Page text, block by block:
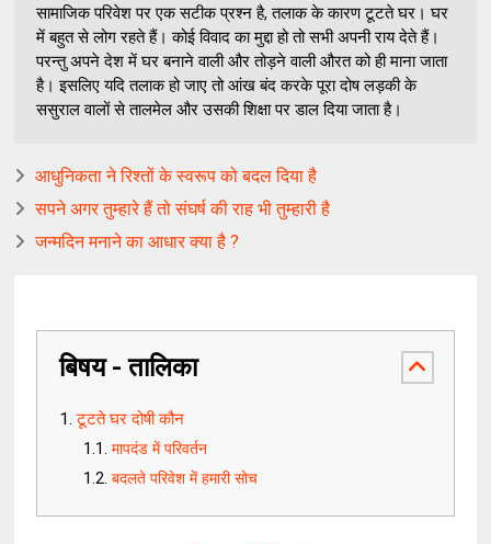
सामाजिक परिवेश पर एक सटीक प्रश्न है, तलाक के कारण टूटते घर। घर
में बहुत से लोग रहते हैं। कोई विवाद का मुद्दा हो तो सभी अपनी राय देते हैं।
परन्तु अपने देश में घर बनाने वाली और तोड़ने वाली औरत को ही माना जाता
है। इसलिए यदि तलाक हो जाए तो आंख बंद करके पूरा दोष लड़की के
ससुराल वालों से तालमेल और उसकी शिक्षा पर डाल दिया जाता है।
आधुनिकता ने रिश्तों के स्वरूप को बदल दिया है
सपने अगर तुम्हारे हैं तो संघर्ष की राह भी तुम्हारी है
जन्मदिन मनाने का आधार क्या है ?
बिषय - तालिका
टूटते घर दोषी कौन
मापदंड में परिवर्तन
बदलते परिवेश में हमारी सोच